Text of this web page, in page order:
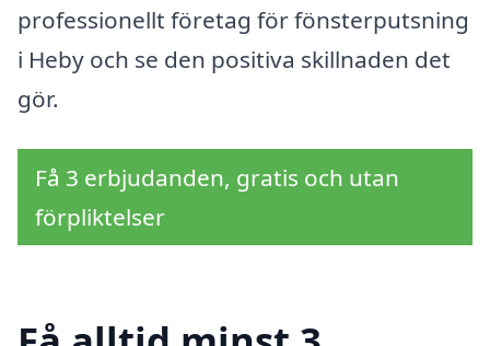
professionellt företag för fönsterputsning
i Heby och se den positiva skillnaden det
gör.
Få 3 erbjudanden, gratis och utan
förpliktelser